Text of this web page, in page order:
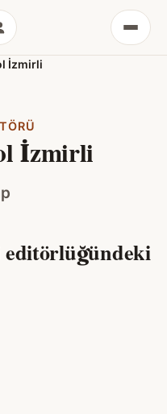
Menü
İzmirli
İzmirli